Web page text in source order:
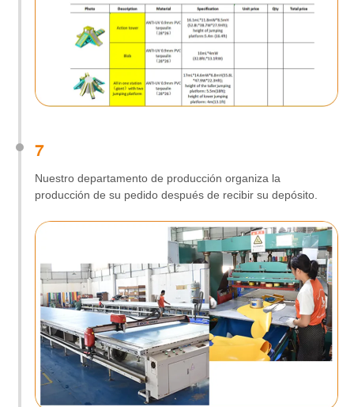
7
Nuestro departamento de producción organiza la
producción de su pedido después de recibir su depósito.